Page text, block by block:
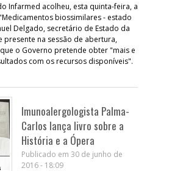
Infarmed acolheu, esta quinta-feira, a
biossimilares - estado
Delgado, secretário de Estado da
presente na sessão de abertura,
o Governo pretende obter "mais e
com os recursos disponíveis".
Imunoalergologista Palma-
Carlos lança livro sobre a
História e a Ópera
Publicado em 30 de junho de
2016 - 18:09